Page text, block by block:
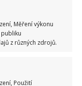
Měření výkonu
z různých zdrojů.
Použití
získá 12 ze 12 bodů